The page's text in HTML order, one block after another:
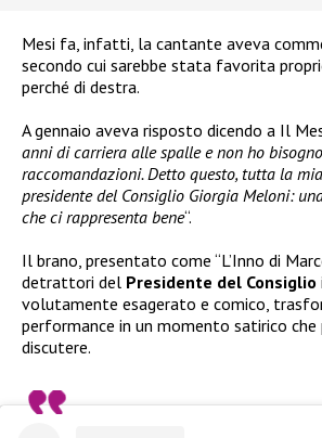
Mesi fa, infatti, la cantante aveva
secondo cui sarebbe stata favorita
perché di destra.
A gennaio aveva risposto dicendo a Il
anni di carriera alle spalle e non ho
raccomandazioni. Detto questo, tutta la
presidente del Consiglio Giorgia Meloni:
che ci rappresenta bene“.
Il brano, presentato come “L’Inno di
detrattori del Presidente del Consiglio
volutamente esagerato e comico,
performance in un momento satirico
discutere.